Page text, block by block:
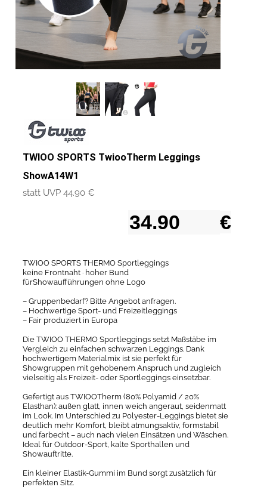
TWIOO SPORTS TwiooTherm Leggings
ShowA14W1
statt UVP 44.90 €
€
TWIOO SPORTS THERMO Sportleggings
keine Frontnaht · hoher Bund
fürShowaufführungen ohne Logo
– Gruppenbedarf? Bitte Angebot anfragen.
– Hochwertige Sport- und Freizeitleggings
– Fair produziert in Europa
Die TWIOO THERMO Sportleggings setzt Maßstäbe im
Vergleich zu einfachen schwarzen Leggings. Dank
hochwertigem Materialmix ist sie perfekt für
Showgruppen mit gehobenem Anspruch und zugleich
vielseitig als Freizeit- oder Sportleggings einsetzbar.
Gefertigt aus TWIOOTherm (80% Polyamid / 20%
Elasthan): außen glatt, innen weich angeraut, seidenmatt
im Look. Im Unterschied zu Polyester-Leggings bietet sie
deutlich mehr Komfort, bleibt atmungsaktiv, formstabil
und farbecht – auch nach vielen Einsätzen und Wäschen.
Ideal für Outdoor-Sport, kalte Sporthallen und
Showauftritte.
Ein kleiner Elastik-Gummi im Bund sorgt zusätzlich für
perfekten Sitz.